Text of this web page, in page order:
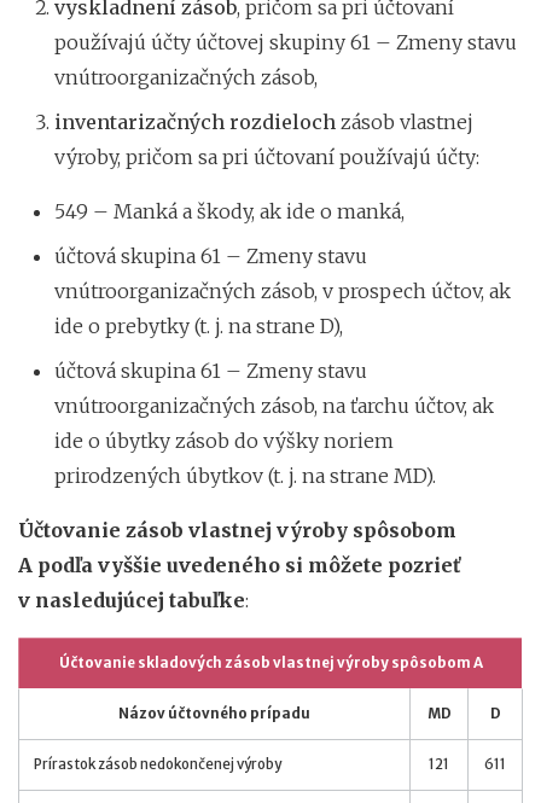
vyskladnení zásob, pričom sa pri účtovaní
používajú účty účtovej skupiny 61 – Zmeny stavu
vnútroorganizačných zásob,
inventarizačných rozdieloch zásob vlastnej
výroby, pričom sa pri účtovaní používajú účty:
549 – Manká a škody, ak ide o manká,
účtová skupina 61 – Zmeny stavu
vnútroorganizačných zásob, v prospech účtov, ak
ide o prebytky (t. j. na strane D),
účtová skupina 61 – Zmeny stavu
vnútroorganizačných zásob, na ťarchu účtov, ak
ide o úbytky zásob do výšky noriem
prirodzených úbytkov (t. j. na strane MD).
Účtovanie zásob vlastnej výroby spôsobom
A podľa vyššie uvedeného si môžete pozrieť
v nasledujúcej tabuľke:
Účtovanie skladových zásob vlastnej výroby spôsobom A
Názov účtovného prípadu MD D
Prírastok zásob nedokončenej výroby 121 611